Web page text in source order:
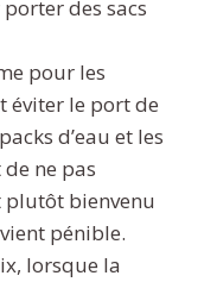
des sacs
pour les
éviter le port de
d’eau et les
ne pas
plutôt bienvenu
pénible.
lorsque la